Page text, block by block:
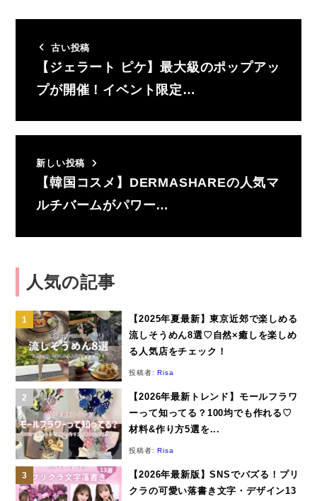
古い投稿
【ジェラート ピケ】最大級のポップアッ
プが開催！イベント限定…
新しい投稿
【韓国コスメ】DERMASHAREの人気マ
ルチバームがパワー…
人気の記事
【2025年夏最新】東京近郊で楽しめる
流しそうめん8選♡自然×癒しを楽しめ
る人気店をチェック！
投稿者:Risa
【2026年最新トレンド】モールフラワ
ーって知ってる？100均でも作れる♡
材料&作り方5選を...
投稿者:Risa
【2026年最新版】SNSでバズる！プリ
クラの可愛い落書き文字・デザイン13